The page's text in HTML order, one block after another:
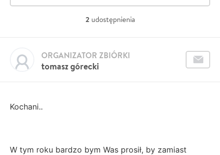
2 udostępnienia
tomasz górecki
ORGANIZATOR ZBIÓRKI
Kochani..
W tym roku bardzo bym Was prosił, by zamiast